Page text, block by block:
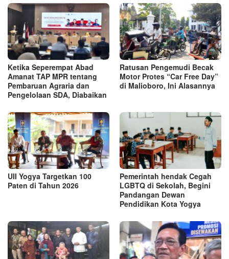
Ketika Seperempat Abad
Amanat TAP MPR tentang
Pembaruan Agraria dan
Pengelolaan SDA, Diabaikan
Ratusan Pengemudi Becak
Motor Protes “Car Free Day”
di Malioboro, Ini Alasannya
UII Yogya Targetkan 100
Paten di Tahun 2026
Pemerintah hendak Cegah
LGBTQ di Sekolah, Begini
Pandangan Dewan
Pendidikan Kota Yogya